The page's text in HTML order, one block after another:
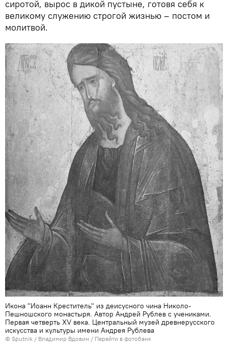
сиротой, вырос в дикой пустыне, готовя себя к
великому служению строгой жизнью – постом и
молитвой.
Икона "Иоанн Креститель" из деисусного чина Николо-
Пешношского монастыря. Автор Андрей Рублев с учениками.
Первая четверть XV века. Центральный музей древнерусского
искусства и культуры имени Андрея Рублева
© Sputnik / Владимир Вдовин / Перейти в фотобанк